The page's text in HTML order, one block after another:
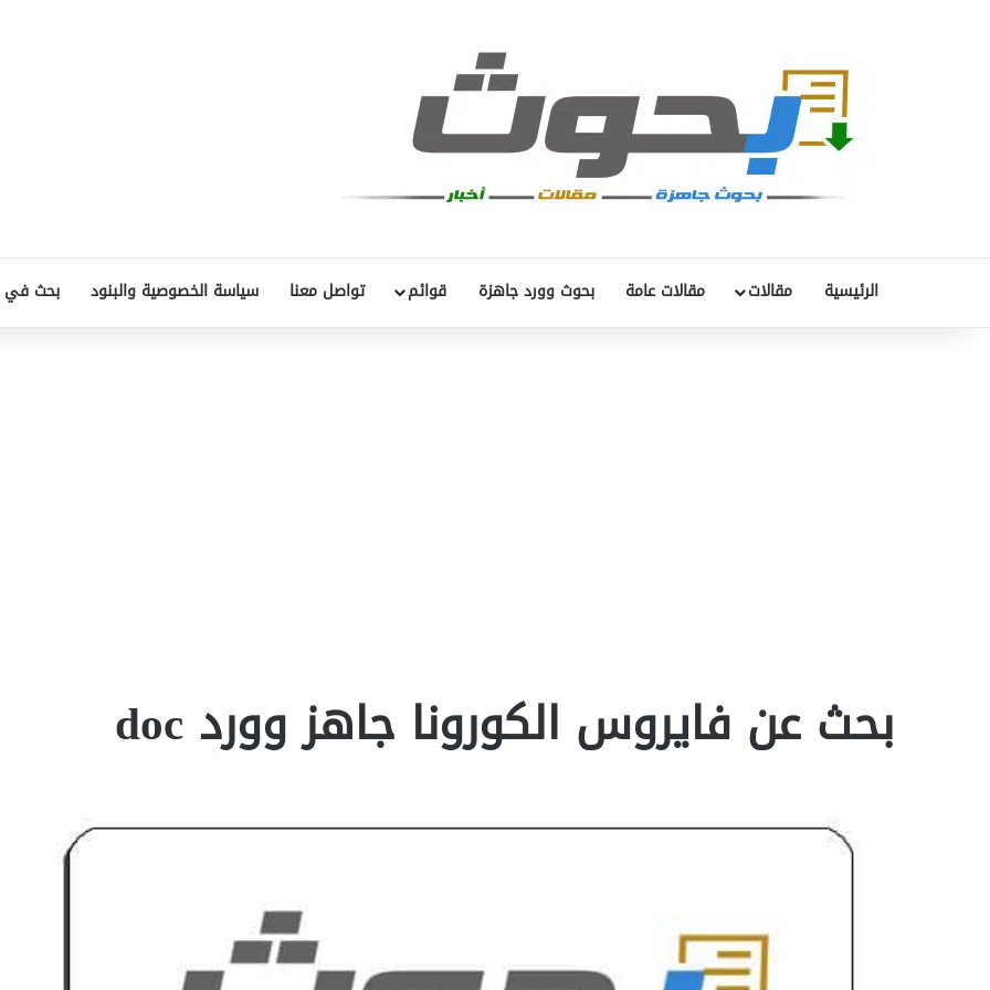
الرئيسية مقالات مقالات عامة بحوث وورد جاهزة قوائم تواصل معنا سياسة الخصوصية والبنود بحث في
بحث عن فايروس الكورونا جاهز وورد doc